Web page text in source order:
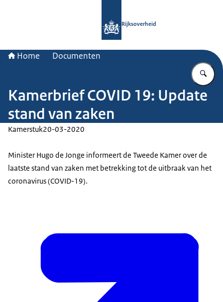
Rijksoverheid
Home Documenten
Kamerbrief COVID 19: Update
stand van zaken
Kamerstuk20-03-2020
Minister Hugo de Jonge informeert de Tweede Kamer over de
laatste stand van zaken met betrekking tot de uitbraak van het
coronavirus (COVID-19).